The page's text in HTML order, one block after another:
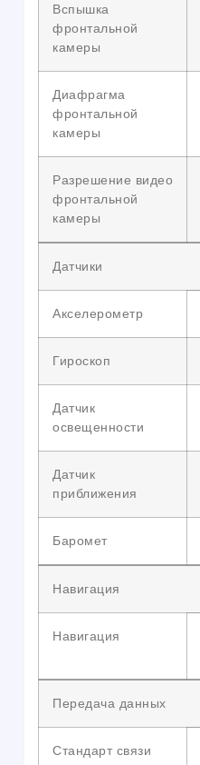
Вспышка
фронтальной
камеры
Диафрагма
фронтальной
камеры
Разрешение видео
фронтальной
камеры
Датчики
Акселерометр
Гироскоп
Датчик
освещенности
Датчик
приближения
Баромет
Навигация
Навигация
Передача данных
Стандарт связи